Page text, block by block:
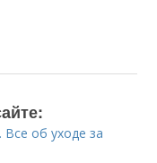
об уходе за